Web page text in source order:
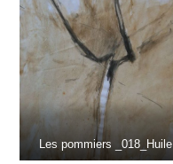
Les pommiers _018_Huile